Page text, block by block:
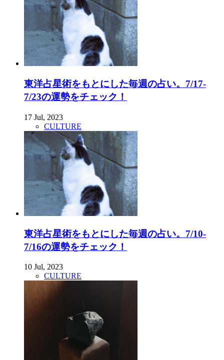
東洋占星術をもとにした毎週の占い。7/17-
7/23の運勢をチェック！
17 Jul, 2023
CULTURE
東洋占星術をもとにした毎週の占い。7/10-
7/16の運勢をチェック！
10 Jul, 2023
CULTURE